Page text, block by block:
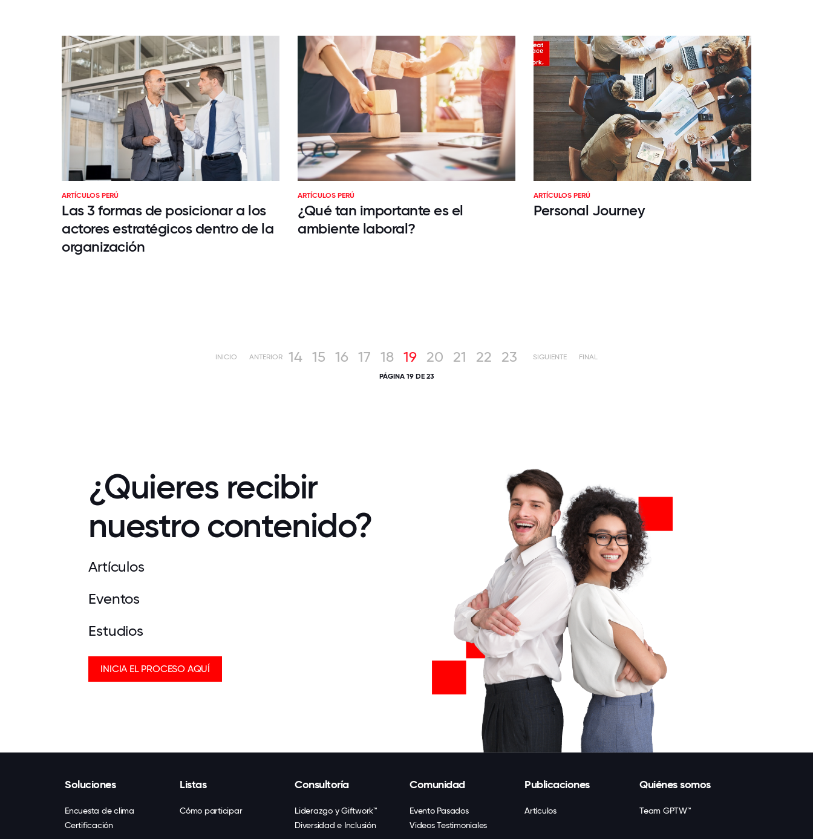
ARTÍCULOS PERÚ
Las 3 formas de posicionar a los
actores estratégicos dentro de la
organización
ARTÍCULOS PERÚ
¿Qué tan importante es el
ambiente laboral?
ARTÍCULOS PERÚ
Personal Journey
INICIO ANTERIOR 14 15 16 17 18 19 20 21 22 23 SIGUIENTE FINAL
PÁGINA 19 DE 23
¿Quieres recibir
nuestro contenido?
Artículos
Eventos
Estudios
INICIA EL PROCESO AQUÍ
Soluciones
Encuesta de clima
Certificación
Listas
Cómo participar
Consultoría
Liderazgo y Giftwork™
Diversidad e Inclusión
Comunidad
Evento Pasados
Videos Testimoniales
Publicaciones
Artículos
Quiénes somos
Team GPTW™